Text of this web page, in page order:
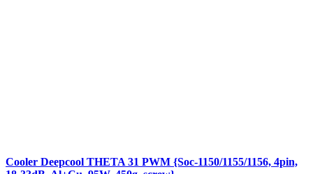
Cooler Deepcool THETA 31 PWM {Soc-1150/1155/1156, 4pin,